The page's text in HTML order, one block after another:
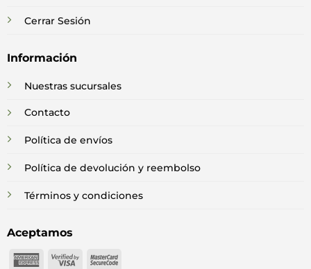
Cerrar Sesión
Información
Nuestras sucursales
Contacto
Política de envíos
Política de devolución y reembolso
Términos y condiciones
Aceptamos
American
Visa MasterCard